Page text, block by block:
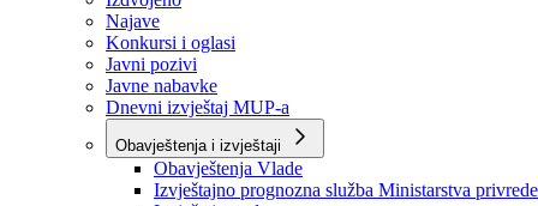
Aktuelno
Sve vijesti
Izdvojeno
Najave
Konkursi i oglasi
Javni pozivi
Javne nabavke
Dnevni izvještaj MUP-a